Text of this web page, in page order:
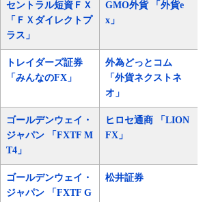
セントラル短資ＦＸ
「ＦＸダイレクトプ
ラス」
GMO外貨 「外貨e
x」
トレイダーズ証券
「みんなのFX」
外為どっとコム
「外貨ネクストネ
オ」
ゴールデンウェイ・
ジャパン 「FXTF M
T4」
ヒロセ通商 「LION
FX」
ゴールデンウェイ・
ジャパン 「FXTF G
松井証券